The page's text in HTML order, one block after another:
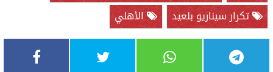
تكرار سيناريو بلعيد
الأهلي